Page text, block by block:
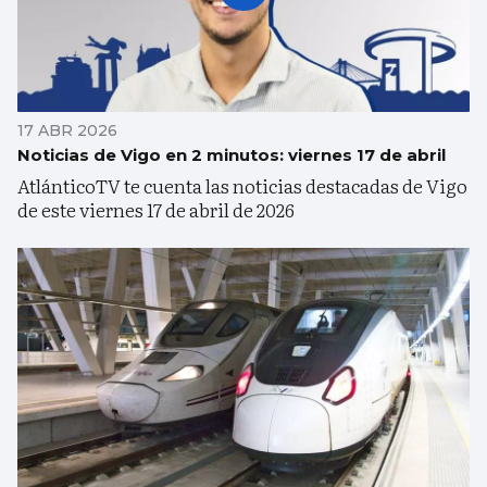
17 ABR 2026
Noticias de Vigo en 2 minutos: viernes 17 de abril
AtlánticoTV te cuenta las noticias destacadas de Vigo
de este viernes 17 de abril de 2026